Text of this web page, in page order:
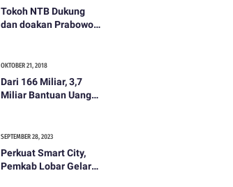
Tokoh NTB Dukung
dan doakan Prabowo
OKTOBER 21, 2018
Dari 166 Miliar, 3,7
Miliar Bantuan Uang
SEPTEMBER 28, 2023
Perkuat Smart City,
Pemkab Lobar Gelar